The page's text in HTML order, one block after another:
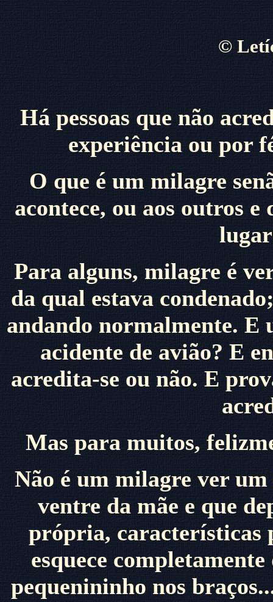
©
Há pessoas que não
experiência ou por
O que é um milagre
acontece, ou aos outros
Para alguns, milagre é
da qual estava
andando normalmente. E
acidente de avião? E
acredita-se ou não. E
Mas para muitos,
Não é um milagre ver um
ventre da mãe e que
própria, características
esquece
pequenininho nos